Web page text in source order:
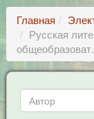
Главная
Русская